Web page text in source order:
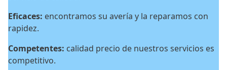
Eficaces: encontramos su avería y la reparamos con
rapidez.
Competentes: calidad precio de nuestros servicios es
competitivo.